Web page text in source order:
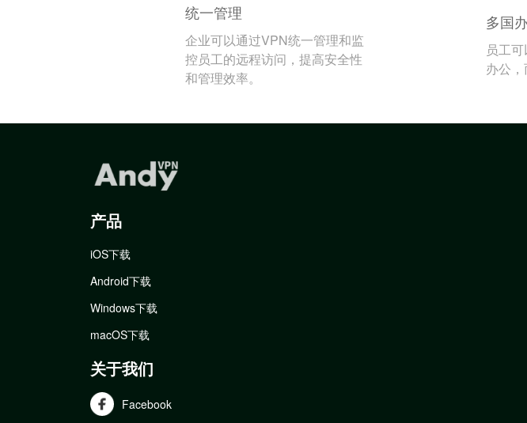
统一管理
企业可以通过VPN统一管理和监
控员工的远程访问，提高安全性
和管理效率。
多国
员工
办公，
产品
iOS下载
Android下载
Windows下载
macOS下载
关于我们
Facebook